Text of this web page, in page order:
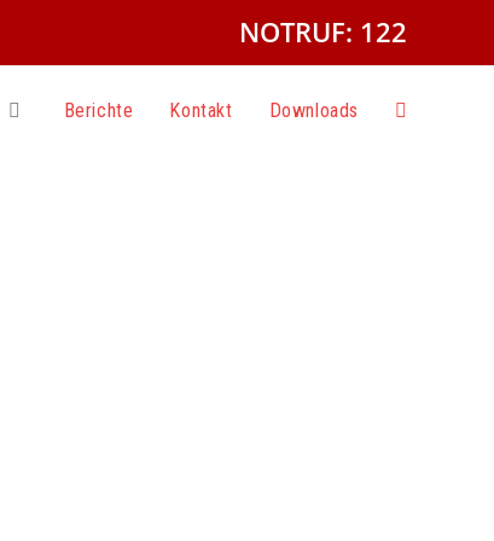
NOTRUF: 122
Berichte Kontakt Downloads